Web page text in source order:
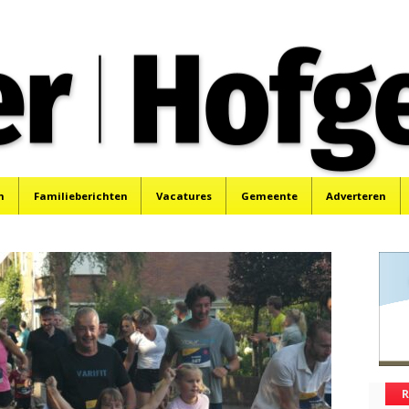
Familieberichten Vacatures Gemeente Adverteren